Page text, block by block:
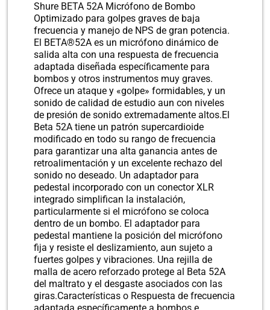
Shure BETA 52A Micrófono de Bombo
Optimizado para golpes graves de baja
frecuencia y manejo de NPS de gran potencia.
El BETA®52A es un micrófono dinámico de
salida alta con una respuesta de frecuencia
adaptada diseñada específicamente para
bombos y otros instrumentos muy graves.
Ofrece un ataque y «golpe» formidables, y un
sonido de calidad de estudio aun con niveles
de presión de sonido extremadamente altos.El
Beta 52A tiene un patrón supercardioide
modificado en todo su rango de frecuencia
para garantizar una alta ganancia antes de
retroalimentación y un excelente rechazo del
sonido no deseado. Un adaptador para
pedestal incorporado con un conector XLR
integrado simplifican la instalación,
particularmente si el micrófono se coloca
dentro de un bombo. El adaptador para
pedestal mantiene la posición del micrófono
fija y resiste el deslizamiento, aun sujeto a
fuertes golpes y vibraciones. Una rejilla de
malla de acero reforzado protege al Beta 52A
del maltrato y el desgaste asociados con las
giras.Características o Respuesta de frecuencia